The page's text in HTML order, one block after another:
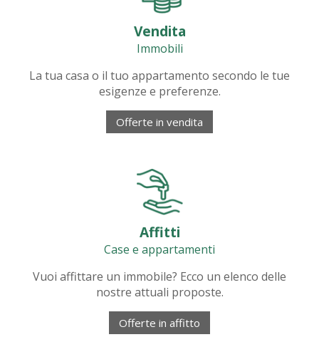
Vendita
Immobili
La tua casa o il tuo appartamento secondo le tue
esigenze e preferenze.
Offerte in vendita
Affitti
Case e appartamenti
Vuoi affittare un immobile? Ecco un elenco delle
nostre attuali proposte.
Offerte in affitto